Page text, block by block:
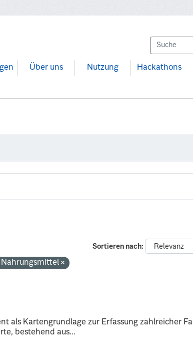
Über uns Nutzung Hackathons
Sortieren nach
Nahrungsmittel
als Kartengrundlage zur Erfassung zahlreicher
bestehend aus...